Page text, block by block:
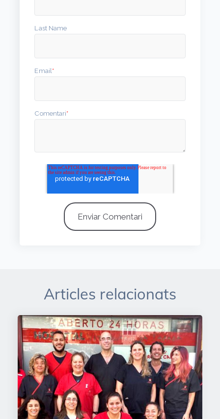
Last Name
Email *
Comentari*
Articles relacionats